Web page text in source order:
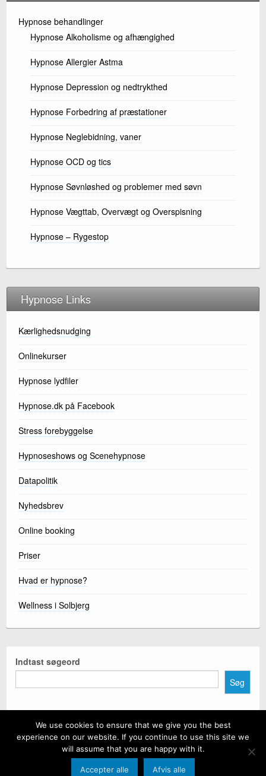
Hypnose behandlinger
Hypnose Alkoholisme og afhængighed
Hypnose Allergier Astma
Hypnose Depression og nedtrykthed
Hypnose Forbedring af præstationer
Hypnose Neglebidning, vaner
Hypnose OCD og tics
Hypnose Søvnløshed og problemer med søvn
Hypnose Vægttab, Overvægt og Overspisning
Hypnose – Rygestop
Hypnose Links
Kærlighedsnudging
Onlinekurser
Hypnose lydfiler
Hypnose.dk på Facebook
Stress forebyggelse
Hypnoseshows og Scenehypnose
Datapolitik
Nyhedsbrev
Online booking
Priser
Hvad er hypnose?
Wellness i Solbjerg
Indtast søgeord
Søg
CyberChimps ©2026
We use cookies to ensure that we give you the best
experience on our website. If you continue to use this site we
will assume that you are happy with it.
Accepter alle Afvis alle